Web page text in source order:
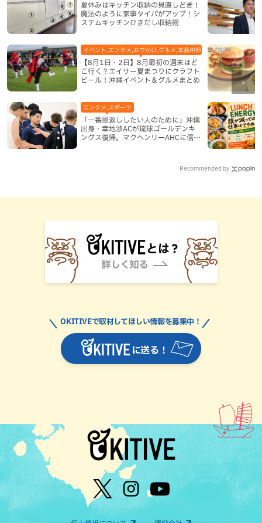
夏休みはキッチン収納の見直しどき！
魔法のように家事タイパがアップ！シ
ステムキッチンひきだし収納術
【8月1日・2日】8月最初の週末はど
こ行く？エイサー夏まつりにクラフト
ビール！沖縄イベント＆グルメまとめ
イベント,エンタメ,おでかけ,グルメ,本島中部,本島北部,本島南部
「一番恩返ししたい人のために」沖縄
出身・幸地渉ACが琉球ゴールデンキ
ングス復帰。マクヘンリーAHCに信頼
エンタメ,スポーツ
Recommended by
に送る！
OKITIVEで取材してほしい情報を募集中！